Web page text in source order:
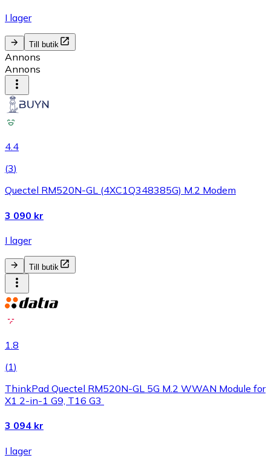
I lager
Till butik
Annons
Annons
4.4
(3)
Quectel RM520N-GL (4XC1Q348385G) M.2 Modem
3 090 kr
I lager
Till butik
1.8
(1)
ThinkPad Quectel RM520N-GL 5G M.2 WWAN Module for
X1 2-in-1 G9, T16 G3
3 094 kr
I lager